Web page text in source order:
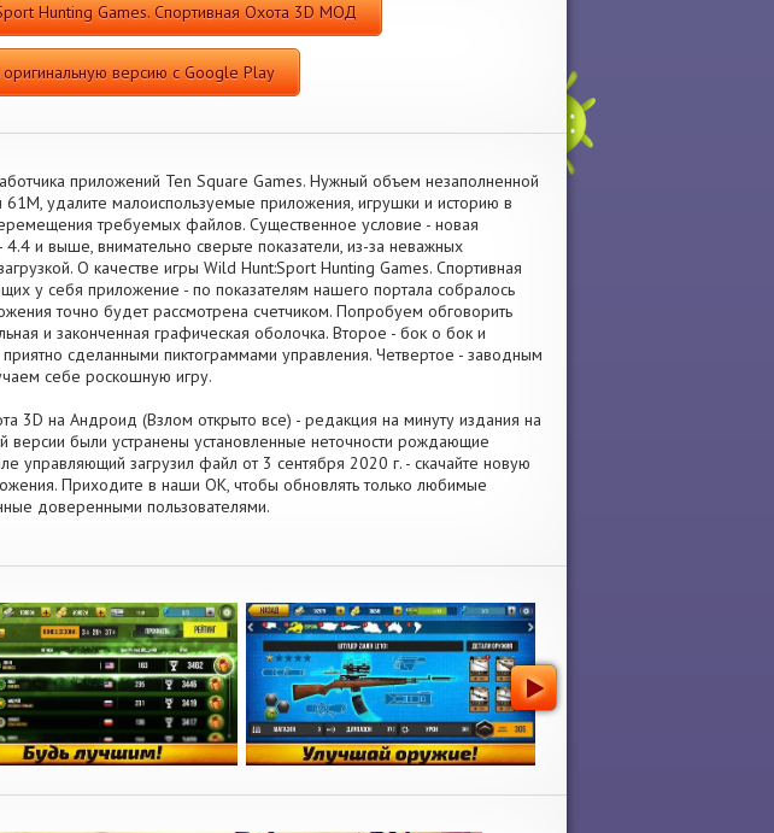
Hunting Games. Спортивная Охота 3D МОД
оригинальную версию с Google Play
приложений Ten Square Games. Нужный объем незаполненной
удалите малоиспользуемые приложения, игрушки и историю в
требуемых файлов. Существенное условие - новая
и выше, внимательно сверьте показатели, из-за неважных
О качестве игры Wild Hunt:Sport Hunting Games. Спортивная
у себя приложение - по показателям нашего портала собралось
точно будет рассмотрена счетчиком. Попробуем обговорить
и законченная графическая оболочка. Второе - бок о бок и
сделанными пиктограммами управления. Четвертое - заводным
себе роскошную игру.
3D на Андроид (Взлом открыто все) - редакция на минуту издания на
были устранены установленные неточности рождающие
управляющий загрузил файл от 3 сентября 2020 г. - скачайте новую
Приходите в наши OK, чтобы обновлять только любимые
доверенными пользователями.